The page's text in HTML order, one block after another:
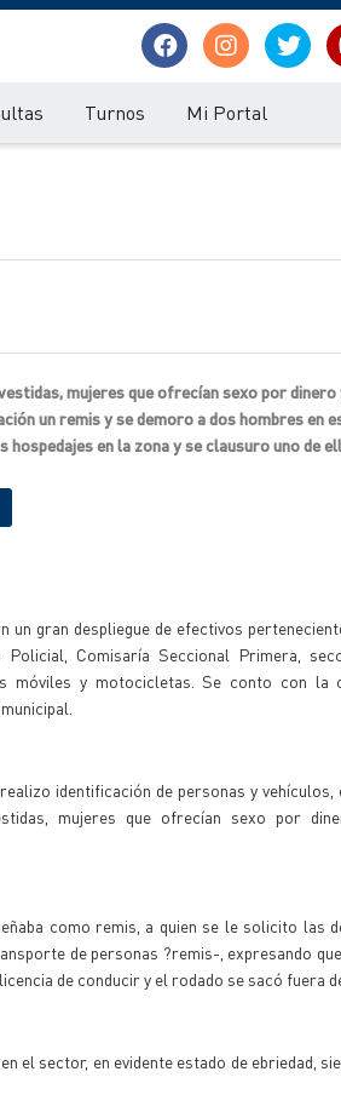
Turnos Mi Portal
mujeres que ofrecían sexo por
un remis y se demoro a dos hombres en
en la zona y se clausuro uno de
un gran despliegue de efectivos
Policial, Comisaría Seccional Primera,
móviles y motocicletas. Se conto con la
identificación de personas y
mujeres que ofrecían sexo por
como remis, a quien se le solicito las
de personas ?remis-, expresando
de conducir y el rodado se sacó fuera
el sector, en evidente estado de ebriedad,